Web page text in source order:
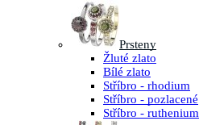
Prsteny
Žluté zlato
Bílé zlato
Stříbro - rhodium
Stříbro - pozlacené
Stříbro - ruthenium